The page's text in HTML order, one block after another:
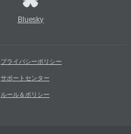
Bluesky
プライバシーポリシー
サポートセンター
ルール＆ポリシー